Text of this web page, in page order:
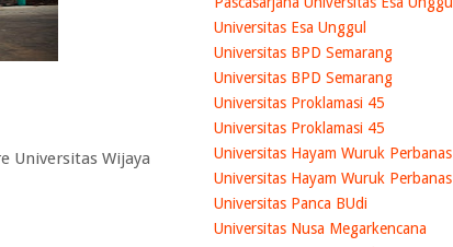
Universitas Wijaya
Universitas Esa Unggul
Universitas BPD Semarang
Universitas BPD Semarang
Universitas Proklamasi 45
Universitas Proklamasi 45
Universitas Hayam Wuruk Perbanas
Universitas Hayam Wuruk Perbanas
Universitas Panca BUdi
Universitas Nusa Megarkencana